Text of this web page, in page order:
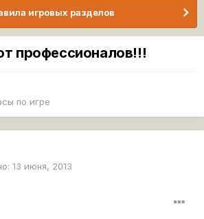
игровых разделов
профессионалов!!!
по игре
13 июня, 2013